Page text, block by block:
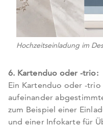
Hochzeitseinladung im
6. Kartenduo oder -trio:
Ein Kartenduo oder -
aufeinander
zum Beispiel einer
und einer Infokarte für